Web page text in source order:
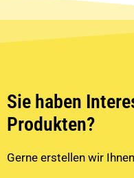
Sie haben
Produkten?
Gerne erstellen wir